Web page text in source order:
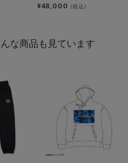
¥48,000 (税込)
な商品も見ています